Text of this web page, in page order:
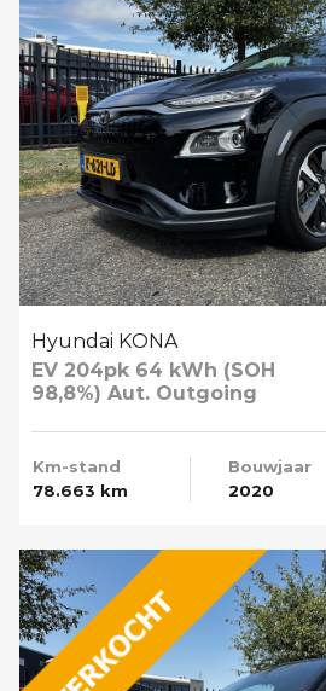
Hyundai KONA
EV 204pk 64 kWh (SOH
98,8%) Aut. Outgoing
Km-stand
78.663 km
Bouwjaar
2020